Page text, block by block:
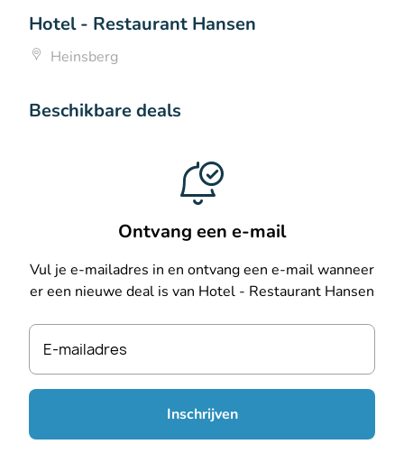
Hotel - Restaurant Hansen
Heinsberg
Beschikbare deals
Ontvang een e-mail
Vul je e-mailadres in en ontvang een e-mail wanneer
er een nieuwe deal is van Hotel - Restaurant Hansen
E-mailadres
Inschrijven